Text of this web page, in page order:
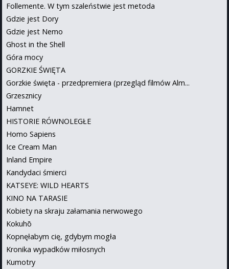
Follemente. W tym szaleństwie jest metoda
Gdzie jest Dory
Gdzie jest Nemo
Ghost in the Shell
Góra mocy
GORZKIE ŚWIĘTA
Gorzkie święta - przedpremiera (przegląd filmów Alm...
Grzesznicy
Hamnet
HISTORIE RÓWNOLEGŁE
Homo Sapiens
Ice Cream Man
Inland Empire
Kandydaci śmierci
KATSEYE: WILD HEARTS
KINO NA TARASIE
Kobiety na skraju załamania nerwowego
Kokuhō
Kopnęłabym cię, gdybym mogła
Kronika wypadków miłosnych
Kumotry